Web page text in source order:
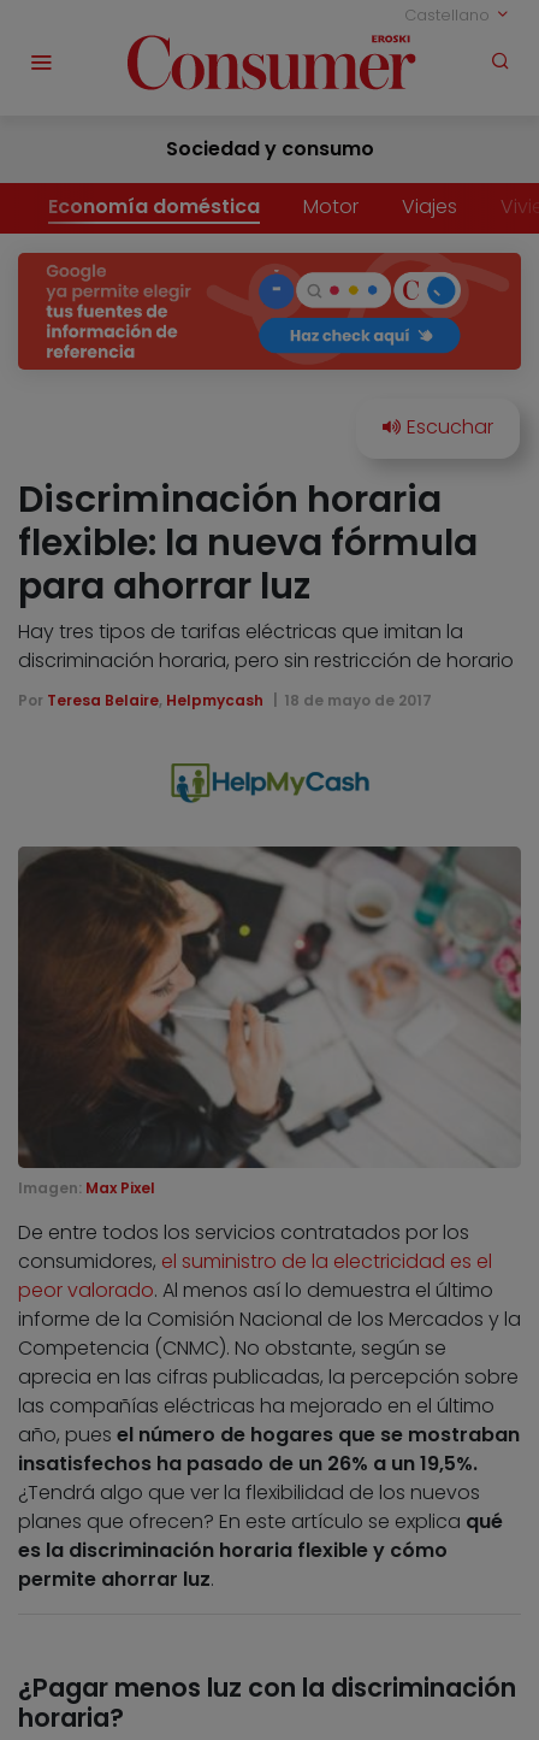
Castellano
Sociedad y consumo
Economía doméstica Motor Viajes
Discriminación horaria
flexible: la nueva fórmula
para ahorrar luz
Hay tres tipos de tarifas eléctricas que imitan la
discriminación horaria, pero sin restricción de horario
Por Teresa Belaire, Helpmycash 18 de mayo de 2017
Imagen: Max Pixel
De entre todos los servicios contratados por los
consumidores, el suministro de la electricidad es el
peor valorado. Al menos así lo demuestra el último
informe de la Comisión Nacional de los Mercados y la
Competencia (CNMC). No obstante, según se
aprecia en las cifras publicadas, la percepción sobre
las compañías eléctricas ha mejorado en el último
año, pues el número de hogares que se mostraban
insatisfechos ha pasado de un 26% a un 19,5%.
¿Tendrá algo que ver la flexibilidad de los nuevos
planes que ofrecen? En este artículo se explica qué
es la discriminación horaria flexible y cómo
permite ahorrar luz.
¿Pagar menos luz con la discriminación
horaria?